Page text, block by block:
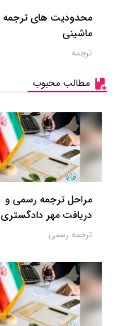
محدودیت های ترجمه
ماشینی
ترجمه
مطالب محبوب
مراحل ترجمه رسمی و
دریافت مهر دادگستری
ترجمه رسمی